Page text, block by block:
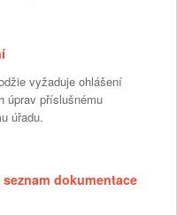
vyžaduje ohlášení
úprav příslušnému
úřadu.
dokumentace